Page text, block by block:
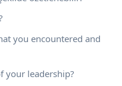
you encountered and
your leadership?